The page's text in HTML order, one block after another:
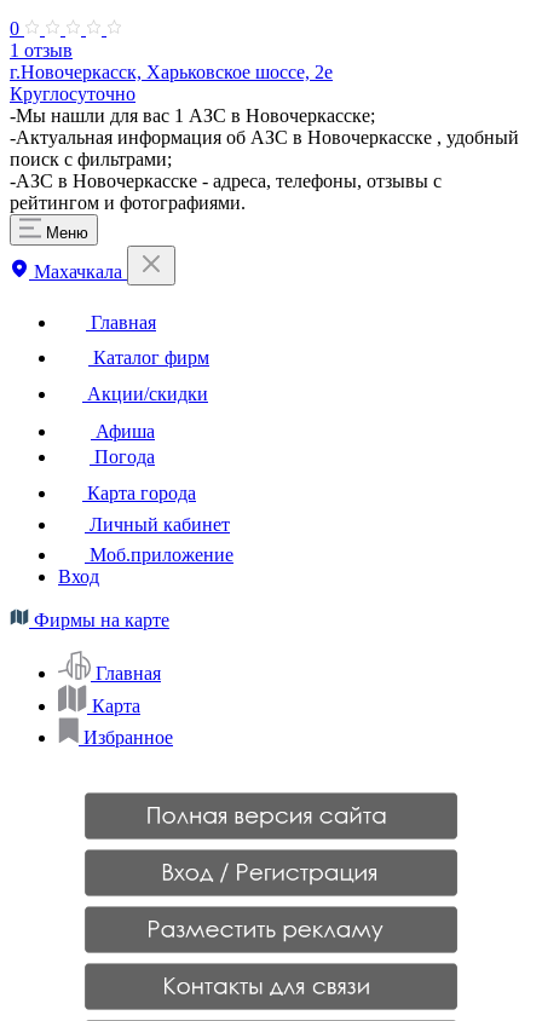
0
1 отзыв
г.Новочеркасск, Харьковское шоссе, 2е
Круглосуточно
-Мы нашли для вас 1 АЗС в Новочеркасске;
-Актуальная информация об АЗС в Новочеркасске , удобный
поиск с фильтрами;
-АЗС в Новочеркасске - адреса, телефоны, отзывы с
рейтингом и фотографиями.
Меню
Махачкала
Главная
Каталог фирм
Акции/скидки
Афиша
Погода
Карта города
Личный кабинет
Моб.приложение
Вход
Фирмы на карте
Главная
Карта
Избранное